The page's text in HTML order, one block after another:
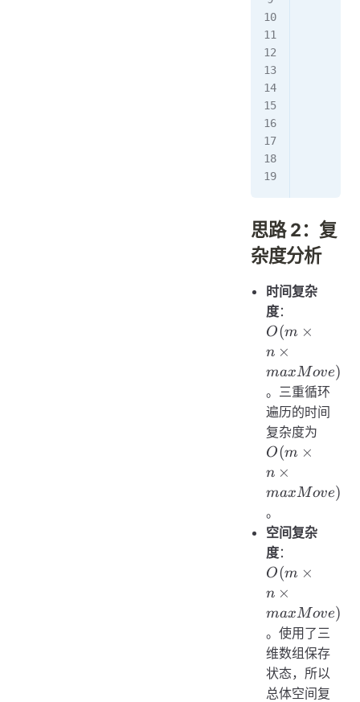
思路 2：复
杂度分析
时间复杂
度：
\times n
O(m ×
n ×
maxMove)
。三重循环
遍历的时间
复杂度为
O(m ×
n ×
maxMove)
。
空间复杂
度：
\times n
O(m ×
n ×
maxMove)
。使用了三
维数组保存
状态，所以
总体空间复